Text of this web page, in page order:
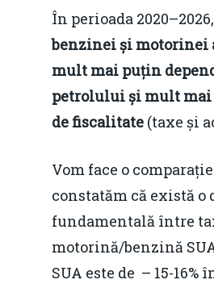
În perioada 2020–2026,
benzinei și motorinei
mult mai puțin
petrolului și mult mai
de fiscalitate (taxe și
Vom face o
constatăm că există o
fundamentală între
motorină/benzină
SUA este de – 15-16%